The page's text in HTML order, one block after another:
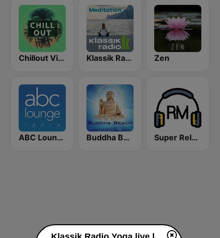
Chillout Vibes Klassik Radio Meditation Zen
ABC Lounge Jazz Buddha Beach Super Relax FM